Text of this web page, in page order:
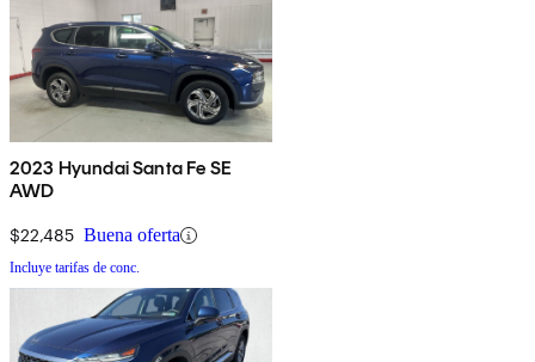
2023 Hyundai Santa Fe SE
AWD
$22,485 Buena oferta
Incluye tarifas de conc.